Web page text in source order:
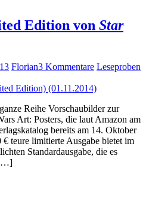
Edition von Star
Florian3 Kommentare Leseproben
Reihe Vorschaubilder zur
Art: Posters, die laut Amazon am
bereits am 14. Oktober
teure limitierte Ausgabe bietet im
Standardausgabe, die es
[…]